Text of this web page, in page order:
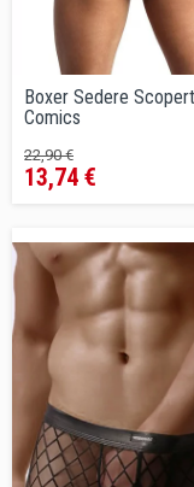
Boxer Sedere
Comics
Prezzo
base
22,90 €Prezzo
13,74 €